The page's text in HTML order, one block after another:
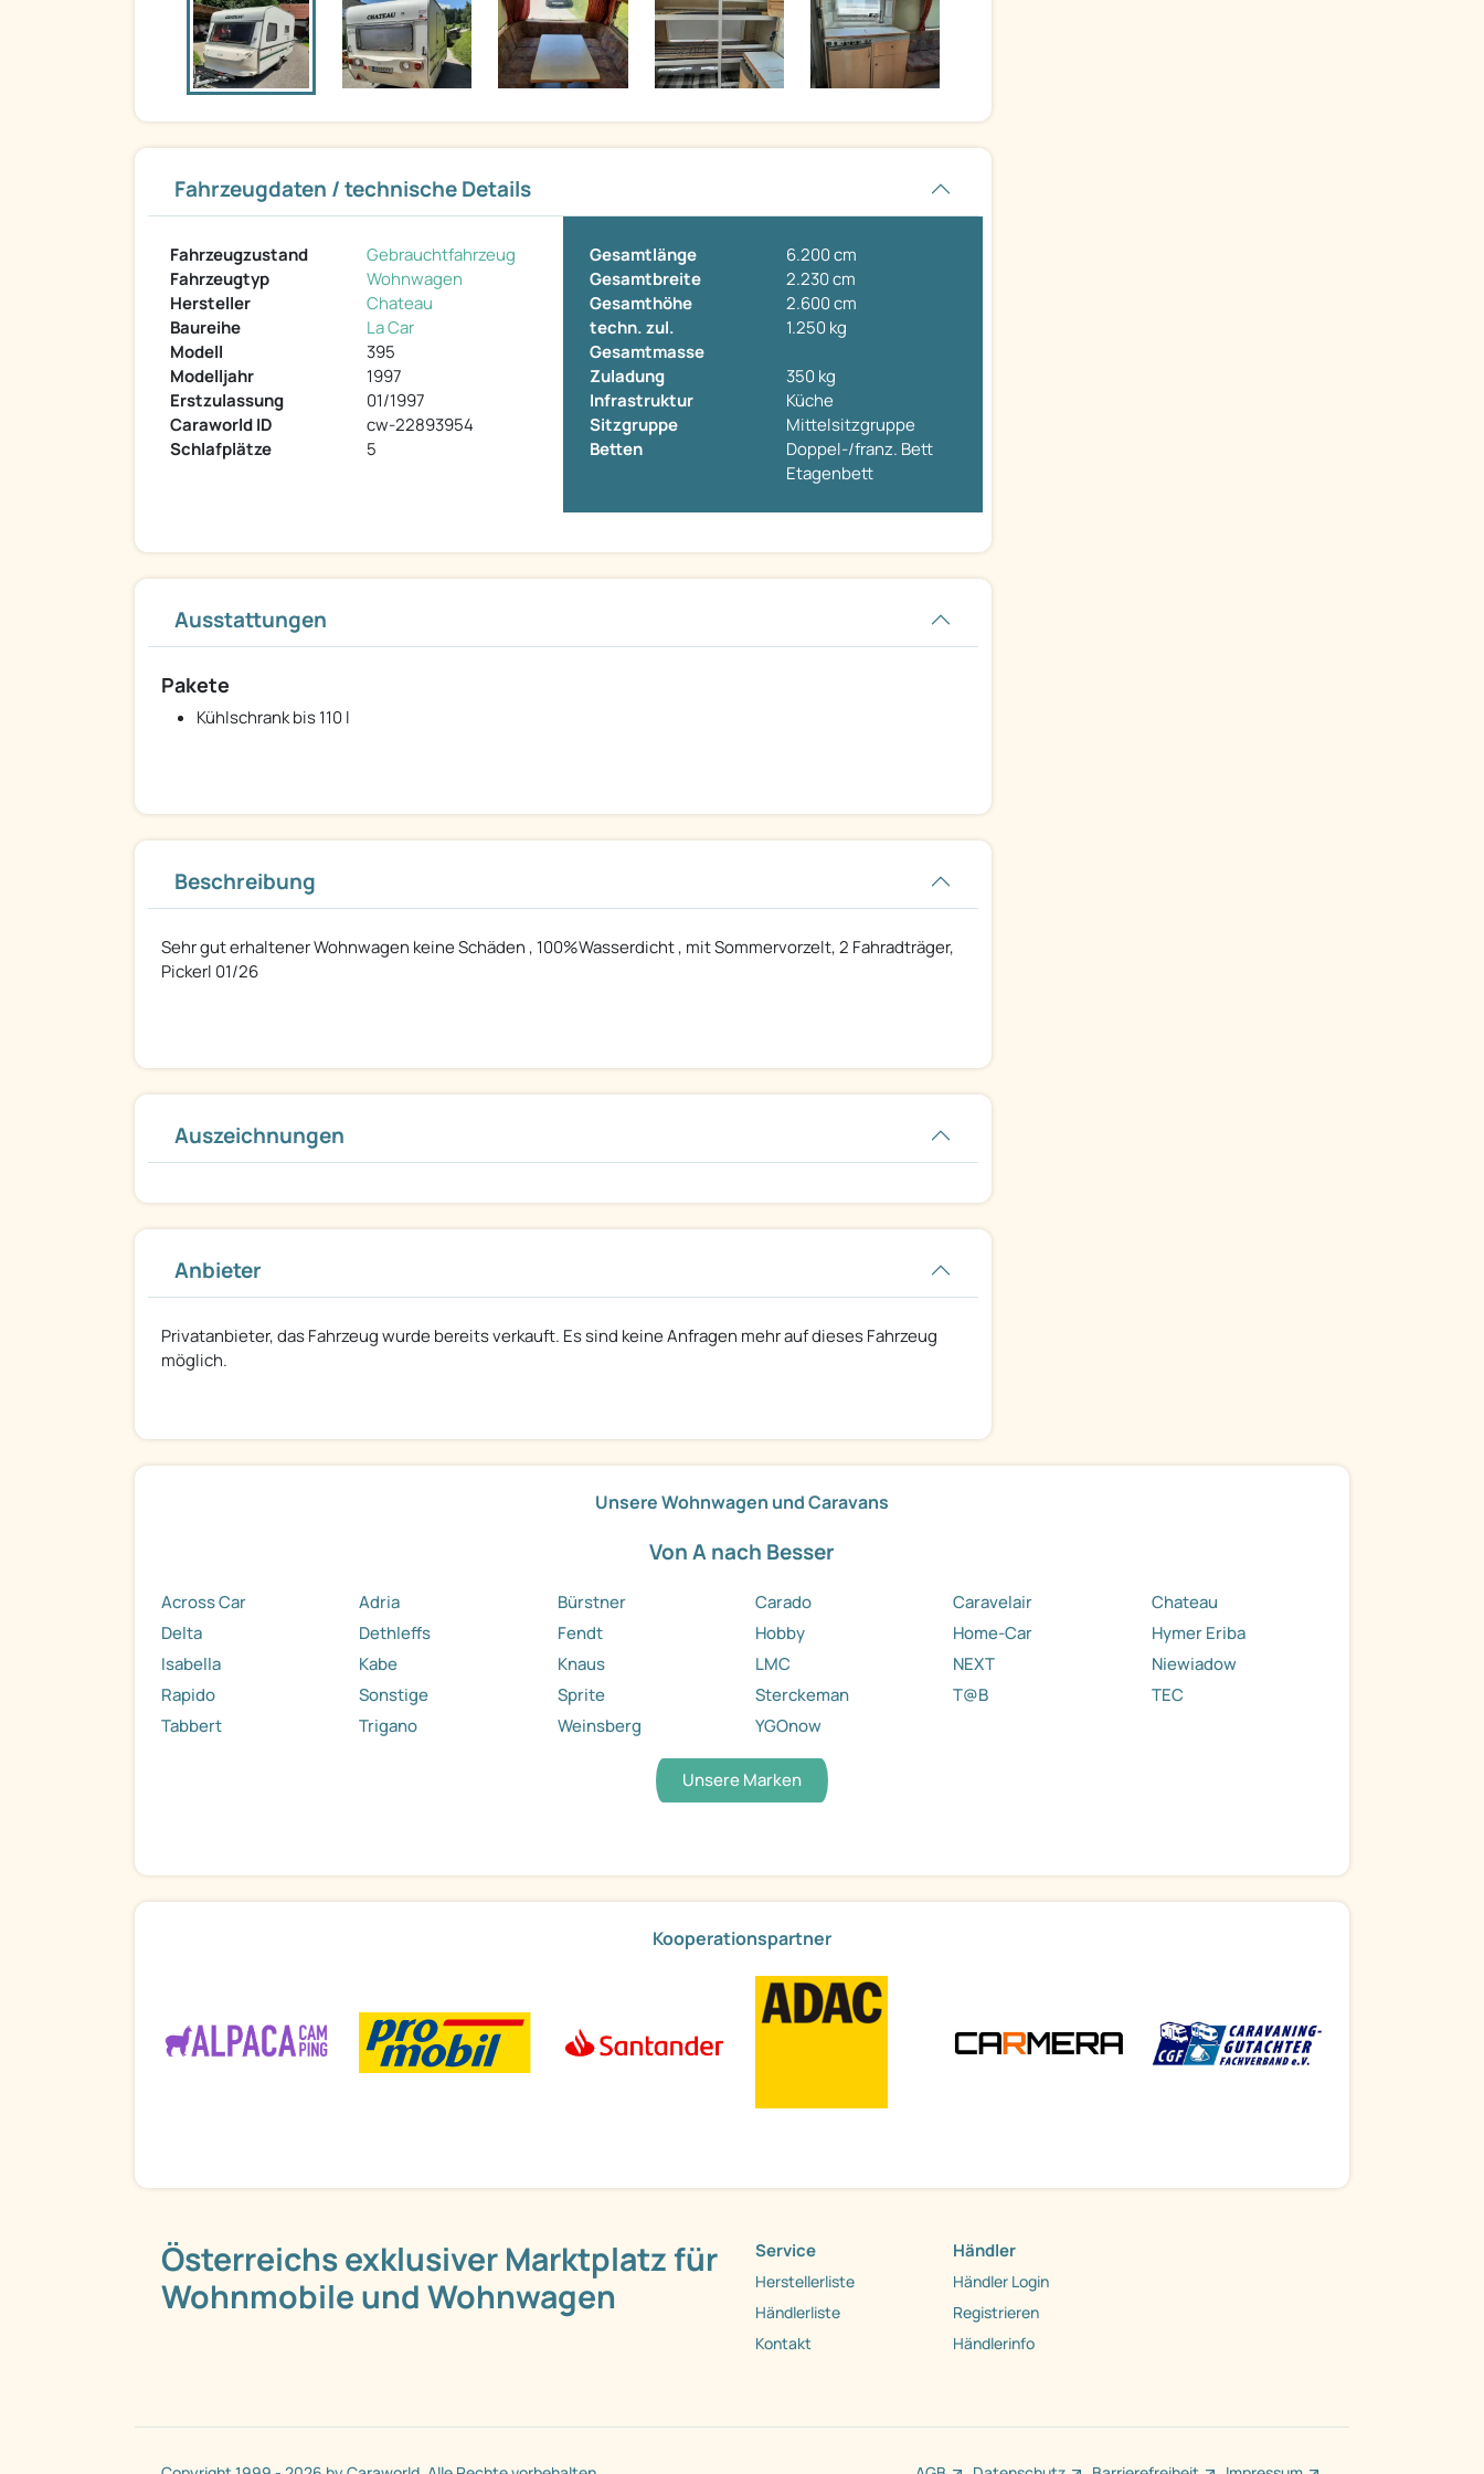
Fahrzeugdaten / technische Details
Fahrzeugzustand
Gebrauchtfahrzeug
Fahrzeugtyp
Wohnwagen
Hersteller
Chateau
Baureihe
La Car
Modell
395
Modelljahr
1997
Erstzulassung
01/1997
Caraworld ID
cw-22893954
Schlafplätze
5
Gesamtlänge
6.200 cm
Gesamtbreite
2.230 cm
Gesamthöhe
2.600 cm
techn. zul.
Gesamtmasse
1.250 kg
Zuladung
350 kg
Infrastruktur
Küche
Sitzgruppe
Mittelsitzgruppe
Betten
Doppel-/franz. Bett
Etagenbett
Ausstattungen
Pakete
Kühlschrank bis 110 l
Beschreibung
Sehr gut erhaltener Wohnwagen keine Schäden , 100%Wasserdicht , mit Sommervorzelt, 2 Fahradträger,
Pickerl 01/26
Auszeichnungen
Anbieter
Privatanbieter, das Fahrzeug wurde bereits verkauft. Es sind keine Anfragen mehr auf dieses Fahrzeug
möglich.
Unsere Wohnwagen und Caravans
Von A nach Besser
Across Car Adria Bürstner Carado Caravelair
Chateau
Delta
Dethleffs Fendt Hobby Home-Car
Hymer Eriba
Isabella
Kabe Knaus LMC NEXT
Niewiadow
Rapido
Sonstige Sprite Sterckeman T@B
TEC
Tabbert
Trigano Weinsberg YGOnow
Unsere Marken
Kooperationspartner
Österreichs exklusiver Marktplatz für
Wohnmobile und Wohnwagen
Service
Herstellerliste
Händlerliste
Kontakt
Händler
Händler Login
Registrieren
Händlerinfo